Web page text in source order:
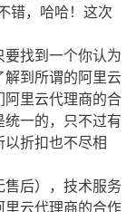
错，哈哈！这次
找到一个你认为
解到所谓的阿里云
阿里云代理商的合
一的，只不过有
折扣也不尽相
后），技术服务
里云代理商的合作